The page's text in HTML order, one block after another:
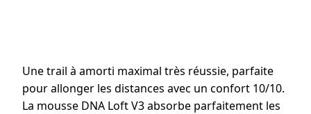
Une trail à amorti maximal très réussie, parfaite
pour allonger les distances avec un confort 10/10.
La mousse DNA Loft V3 absorbe parfaitement les